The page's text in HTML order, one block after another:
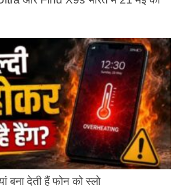
बना देती हैं फोन को स्लो